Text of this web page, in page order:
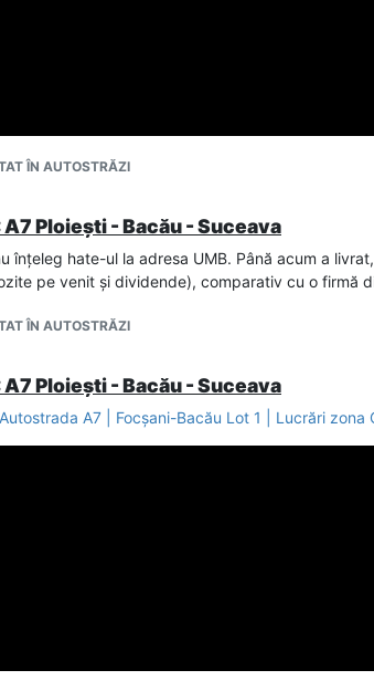
ÎN AUTOSTRĂZI
A7 Ploiești - Bacău - Suceava
înțeleg hate-ul la adresa UMB. Până acum a
pe venit și dividende), comparativ cu o firmă
ÎN AUTOSTRĂZI
A7 Ploiești - Bacău - Suceava
Autostrada A7 | Focșani-Bacău Lot 1 | Lucrări